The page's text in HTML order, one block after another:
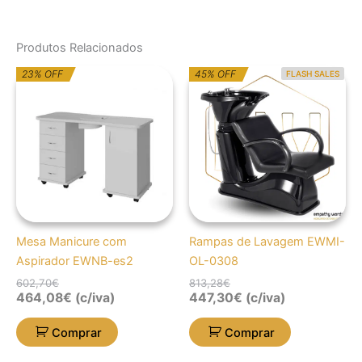
Produtos Relacionados
23% OFF
Mesa Manicure com
Aspirador EWNB-es2
602,70€
O
preço
era:
602,70€.
O
preço
é:
464,08€.
464,08€ (c/iva)
Comprar
FLASH SALES
45% OFF
Rampas de Lavagem EWMI-
OL-0308
813,28€
O
preço
original
era:
813,28€.
O
preço
atual
é:
447,30€.
447,30€ (c/iva)
Comprar